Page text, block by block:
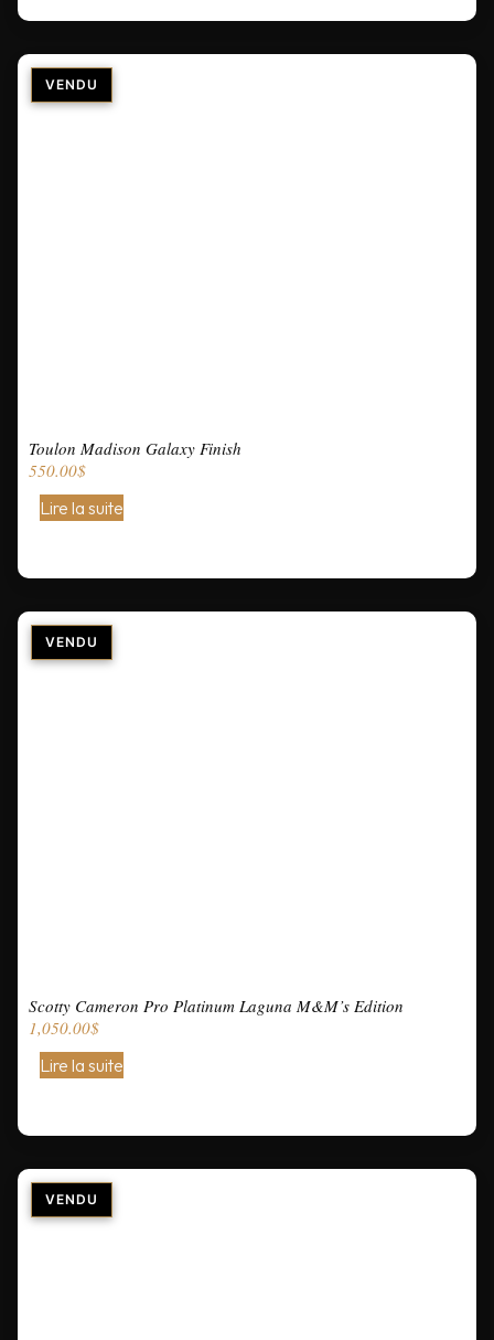
Toulon Madison Galaxy Finish
550.00$
Lire la suite
Scotty Cameron Pro Platinum Laguna M&M’s Edition
1,050.00$
Lire la suite